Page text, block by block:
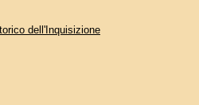
dell'Inquisizione